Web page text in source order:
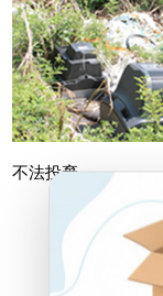
不法投棄